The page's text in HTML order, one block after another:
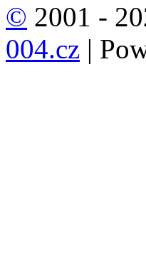
© 2001 -
004.cz |